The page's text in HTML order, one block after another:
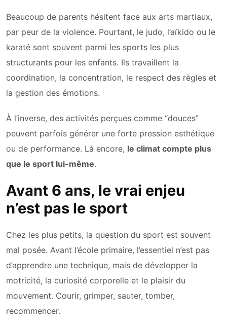
Beaucoup de parents hésitent face aux arts martiaux,
par peur de la violence. Pourtant, le judo, l’aïkido ou le
karaté sont souvent parmi les sports les plus
structurants pour les enfants. Ils travaillent la
coordination, la concentration, le respect des règles et
la gestion des émotions.
À l’inverse, des activités perçues comme “douces”
peuvent parfois générer une forte pression esthétique
ou de performance. Là encore, le climat compte plus
que le sport lui-même.
Avant 6 ans, le vrai enjeu
n’est pas le sport
Chez les plus petits, la question du sport est souvent
mal posée. Avant l’école primaire, l’essentiel n’est pas
d’apprendre une technique, mais de développer la
motricité, la curiosité corporelle et le plaisir du
mouvement. Courir, grimper, sauter, tomber,
recommencer.